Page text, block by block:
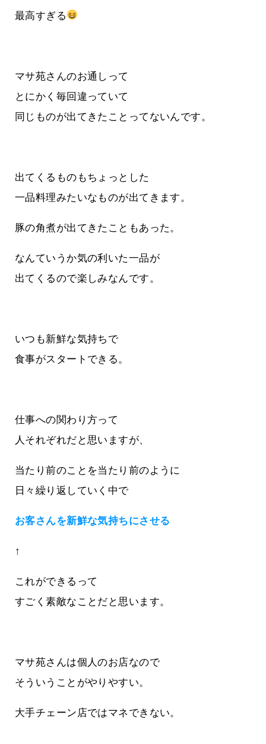
最高すぎる
マサ苑さんのお通しって
とにかく毎回違っていて
同じものが出てきたことってないんです。
出てくるものもちょっとした
一品料理みたいなものが出てきます。
豚の角煮が出てきたこともあった。
なんていうか気の利いた一品が
出てくるので楽しみなんです。
いつも新鮮な気持ちで
食事がスタートできる。
仕事への関わり方って
人それぞれだと思いますが、
当たり前のことを当たり前のように
日々繰り返していく中で
お客さんを新鮮な気持ちにさせる
↑
これができるって
すごく素敵なことだと思います。
マサ苑さんは個人のお店なので
そういうことがやりやすい。
大手チェーン店ではマネできない。